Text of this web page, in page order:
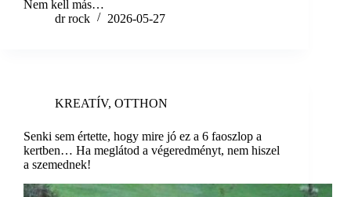
Nem kell más…
dr rock
2026-05-27
KREATÍV, OTTHON
Senki sem értette, hogy mire jó ez a 6 faoszlop a
kertben… Ha meglátod a végeredményt, nem hiszel
a szemednek!